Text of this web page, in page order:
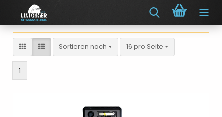
Sortieren nach
Sortieren nach 16 pro Seite
pro Seite
1